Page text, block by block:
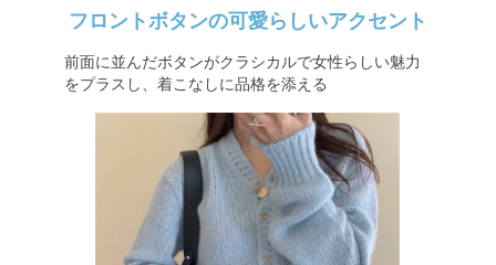
フロントボタンの可愛らしいアクセント
前面に並んだボタンがクラシカルで女性らしい魅力
をプラスし、着こなしに品格を添える